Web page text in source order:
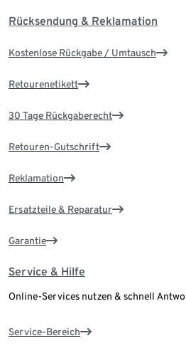
Rücksendung & Reklamation
Kostenlose Rückgabe / Umtausch
Retourenetikett
30 Tage Rückgaberecht
Retouren-Gutschrift
Reklamation
Ersatzteile & Reparatur
Garantie
Service & Hilfe
Online-Services nutzen & schnell
Service-Bereich